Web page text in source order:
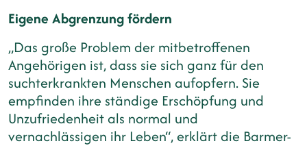
Eigene Abgrenzung fördern
„Das große Problem der mitbetroffenen
Angehörigen ist, dass sie sich ganz für den
suchterkrankten Menschen aufopfern. Sie
empfinden ihre ständige Erschöpfung und
Unzufriedenheit als normal und
vernachlässigen ihr Leben“, erklärt die Barmer-